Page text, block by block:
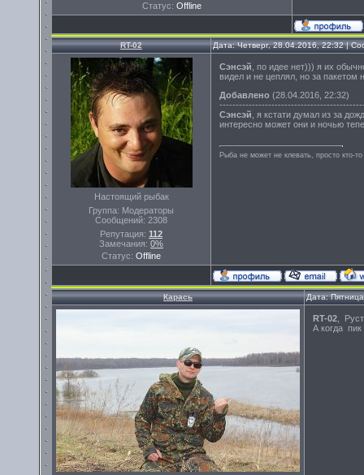
Статус: Offline
RT-02 Дата: Четверг, 28.04.2016, 22:32 |
Настоящий рыбак
Группа: Модераторы
Сообщений: 2308
Репутация: 112
Замечания: 0%
Статус: Offline
Сэнсэй , по идее нет))) я их
видел и не цеплял, но за пакетом
Добавлено (28.04.2016, 22:32)
Сэнсэй , я кстати думал из за
интересно может они и ночью
Рыба не может не клевать, просто кто-
Карась Дата:
RT-02 ,
А когда пик